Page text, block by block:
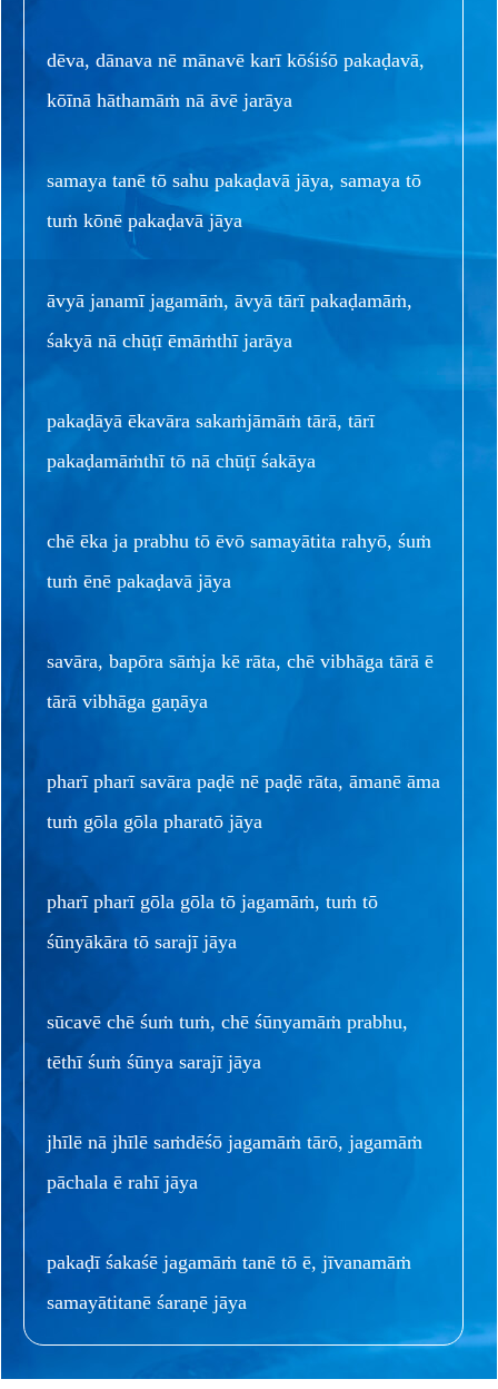
dēva, dānava nē mānavē karī kōśiśō pakaḍavā,
kōīnā hāthamāṁ nā āvē jarāya
samaya tanē tō sahu pakaḍavā jāya, samaya tō
tuṁ kōnē pakaḍavā jāya
āvyā janamī jagamāṁ, āvyā tārī pakaḍamāṁ,
śakyā nā chūṭī ēmāṁthī jarāya
pakaḍāyā ēkavāra sakaṁjāmāṁ tārā, tārī
pakaḍamāṁthī tō nā chūṭī śakāya
chē ēka ja prabhu tō ēvō samayātita rahyō, śuṁ
tuṁ ēnē pakaḍavā jāya
savāra, bapōra sāṁja kē rāta, chē vibhāga tārā ē
tārā vibhāga gaṇāya
pharī pharī savāra paḍē nē paḍē rāta, āmanē āma
tuṁ gōla gōla pharatō jāya
pharī pharī gōla gōla tō jagamāṁ, tuṁ tō
śūnyākāra tō sarajī jāya
sūcavē chē śuṁ tuṁ, chē śūnyamāṁ prabhu,
tēthī śuṁ śūnya sarajī jāya
jhīlē nā jhīlē saṁdēśō jagamāṁ tārō, jagamāṁ
pāchala ē rahī jāya
pakaḍī śakaśē jagamāṁ tanē tō ē, jīvanamāṁ
samayātitanē śaraṇē jāya